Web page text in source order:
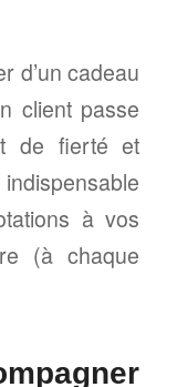
d’un cadeau
client passe
de fierté et
à vos
(à chaque